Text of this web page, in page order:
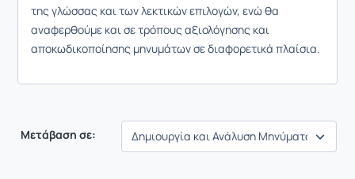
της γλώσσας και των λεκτικών επιλογών, ενώ θα
αναφερθούμε και σε τρόπους αξιολόγησης και
αποκωδικοποίησης μηνυμάτων σε διαφορετικά πλαίσια.
Μετάβαση σε: